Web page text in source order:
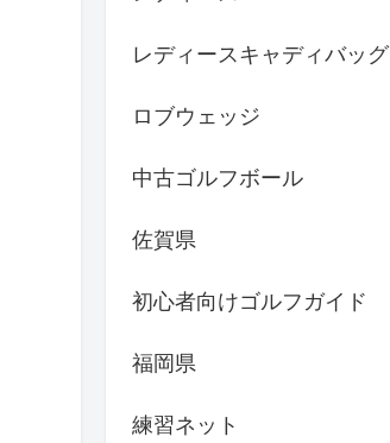
レディースキャディバッグ
ロブウェッジ
中古ゴルフボール
佐賀県
初心者向けゴルフガイド
福岡県
練習ネット